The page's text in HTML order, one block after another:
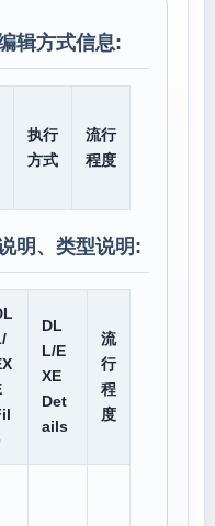
辑方式信息:
执行
方式
流行
程度
明、类型说明:
DL
L/E
XE
Det
ails
流
行
程
度